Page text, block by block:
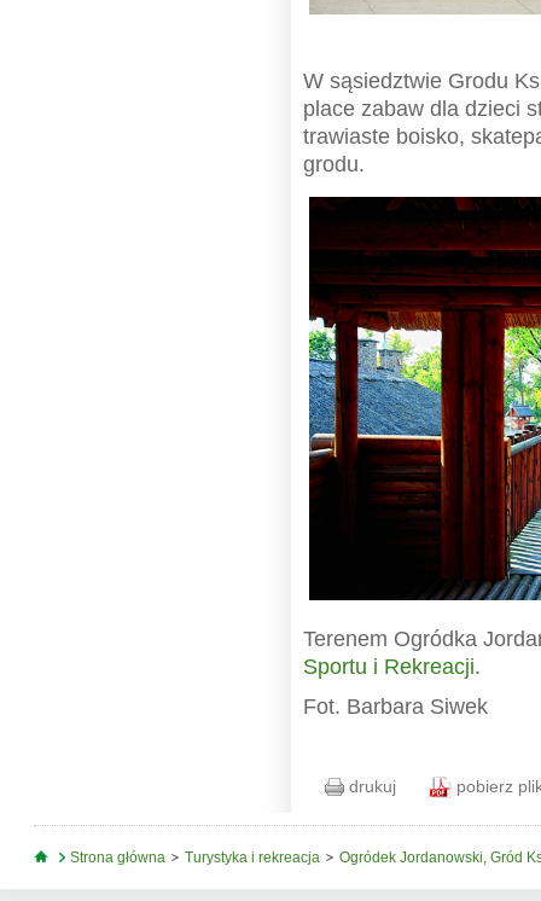
W sąsiedztwie Grodu
place zabaw dla dzieci
trawiaste boisko,
grodu.
Terenem Ogródka
Sportu i Rekreacji.
Fot. Barbara Siwek
drukuj pobierz
Jesteś tutaj
Strona główna Turystyka i rekreacja Ogródek Jordanowski, Gród